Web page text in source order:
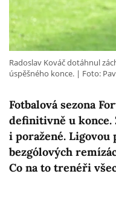
Fotbalová sezona
definitivně u
i poražené.
bezgólových
Co na to trenéři
Radoslav Kováč dotáhnul
úspěšného konce.
Foto: